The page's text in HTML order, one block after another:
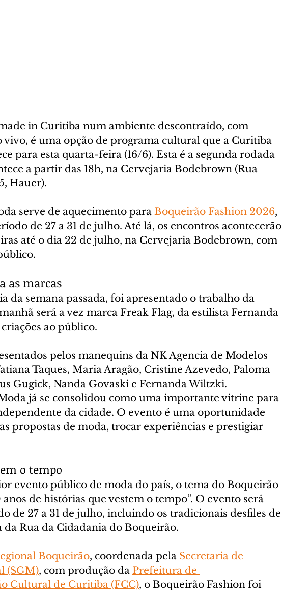
in Curitiba num ambiente descontraído, com
vivo, é uma opção de programa cultural que a Curitiba
para esta quarta-feira (16/6). Esta é a segunda rodada
a partir das 18h, na Cervejaria Bodebrown (Rua
Hauer).
serve de aquecimento para Boqueirão Fashion 2026,
de 27 a 31 de julho. Até lá, os encontros acontecerão
até o dia 22 de julho, na Cervejaria Bodebrown, com
as marcas
da semana passada, foi apresentado o trabalho da
será a vez marca Freak Flag, da estilista Fernanda
ao público.
pelos manequins da NK Agencia de Modelos
Taques, Maria Aragão, Cristine Azevedo, Paloma
Gugick, Nanda Govaski e Fernanda Wiltzki.
já se consolidou como uma importante vitrine para
da cidade. O evento é uma oportunidade
propostas de moda, trocar experiências e prestigiar
o tempo
evento público de moda do país, o tema do Boqueirão
anos de histórias que vestem o tempo”. O evento será
de 27 a 31 de julho, incluindo os tradicionais desfiles de
da Rua da Cidadania do Boqueirão.
Boqueirão, coordenada pela Secretaria de
(SGM), com produção da Prefeitura de
Cultural de Curitiba (FCC), o Boqueirão Fashion foi